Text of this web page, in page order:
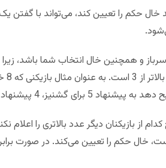
و همچنین خال انتخاب شما باشد،
و پیک را خال حکم اعلام کند.
از بازیکنان دیگر عدد بالاتری را اعلام
خال حکم را تعیین می‌کند. در صورت